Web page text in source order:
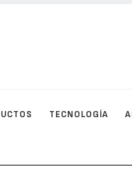
TECNOLOGÍA